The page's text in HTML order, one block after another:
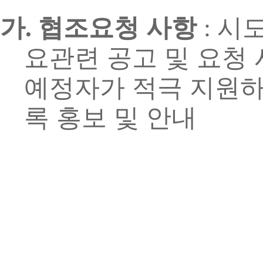
가. 협조요청 사항 : 시
요관련 공고 및 요청
예정자가 적극 지원
록 홍보 및 안내